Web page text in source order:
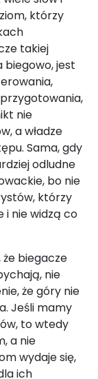
którzy
takiej
biegowo, jest
nie
a władze
Sama, gdy
odludne
bo nie
którzy
i nie widzą co
że biegacze
nie
że góry nie
Jeśli mamy
to wtedy
a nie
wydaje się,
ich